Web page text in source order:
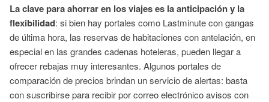
La clave para ahorrar en los viajes es la anticipación y la
flexibilidad: si bien hay portales como Lastminute con gangas
de última hora, las reservas de habitaciones con antelación, en
especial en las grandes cadenas hoteleras, pueden llegar a
ofrecer rebajas muy interesantes. Algunos portales de
comparación de precios brindan un servicio de alertas: basta
con suscribirse para recibir por correo electrónico avisos con